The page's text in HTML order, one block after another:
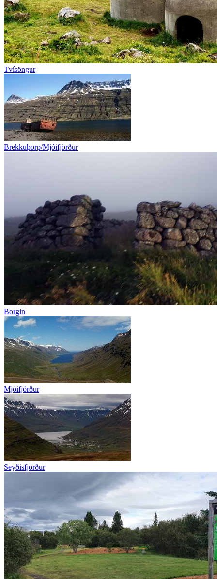
Tvísöngur
Brekkuþorp/Mjóifjörður
Borgin
Mjóifjörður
Seyðisfjörður